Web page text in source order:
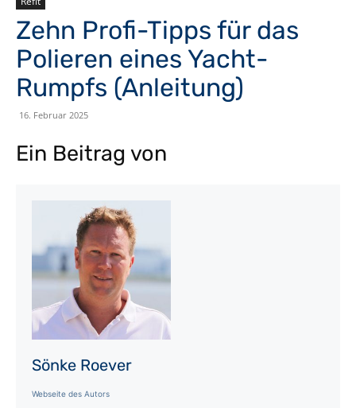
Zehn Profi-Tipps für das
Polieren eines Yacht-
Rumpfs (Anleitung)
16. Februar 2025
Ein Beitrag von
Sönke Roever
Webseite des Autors